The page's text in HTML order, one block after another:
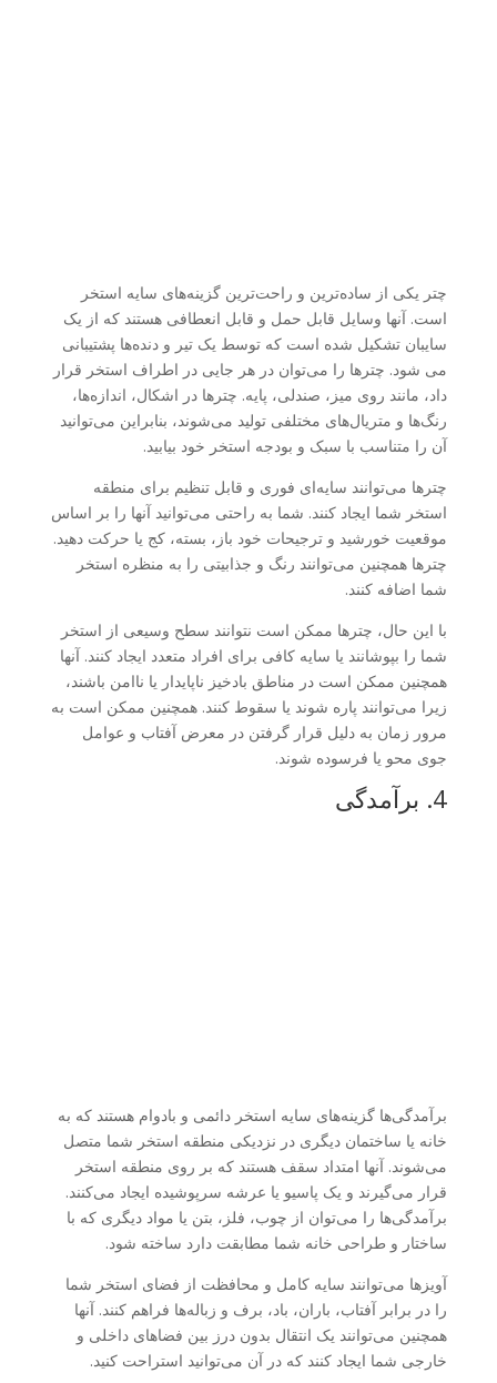
چتر یکی از ساده‌ترین و راحت‌ترین گزینه‌های سایه استخر
است. آنها وسایل قابل حمل و قابل انعطافی هستند که از یک
سایبان تشکیل شده است که توسط یک تیر و دنده‌ها پشتیبانی
می شود. چترها را می‌توان در هر جایی در اطراف استخر قرار
داد، مانند روی میز، صندلی، پایه. چترها در اشکال، اندازه‌ها،
رنگ‌ها و متریال‌های مختلفی تولید می‌شوند، بنابراین می‌توانید
آن را متناسب با سبک و بودجه استخر خود بیابید.
چترها می‌توانند سایه‌ای فوری و قابل تنظیم برای منطقه
استخر شما ایجاد کنند. شما به راحتی می‌توانید آنها را بر اساس
موقعیت خورشید و ترجیحات خود باز، بسته، کج یا حرکت دهید.
چترها همچنین می‌توانند رنگ و جذابیتی را به منظره استخر
شما اضافه کنند.
با این حال، چترها ممکن است نتوانند سطح وسیعی از استخر
شما را بپوشانند یا سایه کافی برای افراد متعدد ایجاد کنند. آنها
همچنین ممکن است در مناطق بادخیز ناپایدار یا ناامن باشند،
زیرا می‌توانند پاره شوند یا سقوط کنند. همچنین ممکن است به
مرور زمان به دلیل قرار گرفتن در معرض آفتاب و عوامل
جوی محو یا فرسوده شوند.
4. برآمدگی
برآمدگی‌ها گزینه‌های سایه استخر دائمی و بادوام هستند که به
خانه یا ساختمان دیگری در نزدیکی منطقه استخر شما متصل
می‌شوند. آنها امتداد سقف هستند که بر روی منطقه استخر
قرار می‌گیرند و یک پاسیو یا عرشه سرپوشیده ایجاد می‌کنند.
برآمدگی‌ها را می‌توان از چوب، فلز، بتن یا مواد دیگری که با
ساختار و طراحی خانه شما مطابقت دارد ساخته شود.
آویزها می‌توانند سایه کامل و محافظت از فضای استخر شما
را در برابر آفتاب، باران، باد، برف و زباله‌ها فراهم کنند. آنها
همچنین می‌توانند یک انتقال بدون درز بین فضاهای داخلی و
خارجی شما ایجاد کنند که در آن می‌توانید استراحت کنید.